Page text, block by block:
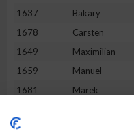
1637
Bakary
1678
Carsten
1649
Maximilian
1659
Manuel
1681
Marek
1677